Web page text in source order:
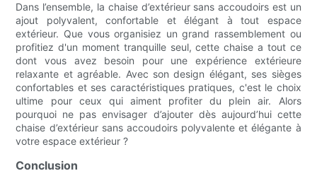
Dans l’ensemble, la chaise d’extérieur sans accoudoirs est un
ajout polyvalent, confortable et élégant à tout espace
extérieur. Que vous organisiez un grand rassemblement ou
profitiez d'un moment tranquille seul, cette chaise a tout ce
dont vous avez besoin pour une expérience extérieure
relaxante et agréable. Avec son design élégant, ses sièges
confortables et ses caractéristiques pratiques, c'est le choix
ultime pour ceux qui aiment profiter du plein air. Alors
pourquoi ne pas envisager d’ajouter dès aujourd’hui cette
chaise d’extérieur sans accoudoirs polyvalente et élégante à
votre espace extérieur ?
Conclusion